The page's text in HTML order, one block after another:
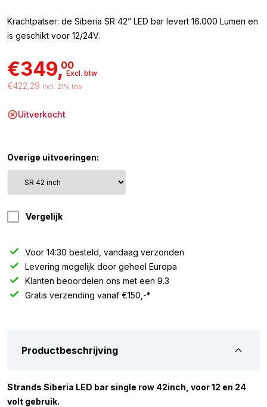
Krachtpatser: de Siberia SR 42” LED bar levert 16.000 Lumen en
is geschikt voor 12/24V.
€349,00
Excl. btw
€422,29 Incl. 21% btw
Uitverkocht
Overige uitvoeringen:
Vergelijk
Voor 14:30 besteld, vandaag verzonden
Levering mogelijk door geheel Europa
Klanten beoordelen ons met een 9.3
Gratis verzending vanaf €150,-*
Productbeschrijving
Strands Siberia LED bar single row 42inch, voor 12 en 24
volt gebruik.